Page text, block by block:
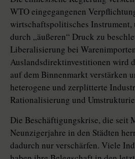
WTO eingegangenen
wirtschaftspolitisches Instrument,
durch „äußeren“ Druck zu
Liberalisierung bei
Auslandsdirektinvestitionen wird
auf dem Binnenmarkt verstärken
heterogene und zerplitterte
Rationalisierung und
Die Beschäftigungskrise, die seit
Neunzigerjahre in den Städten
dadurch nur verschärfen. Viele